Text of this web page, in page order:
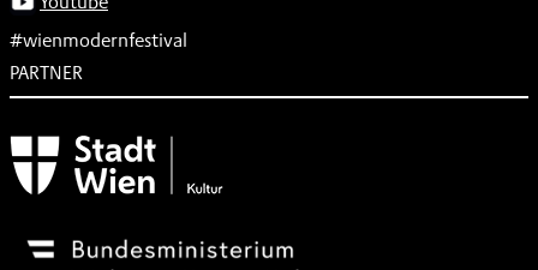
#wienmodernfestival
PARTNER
Subventionsgeber